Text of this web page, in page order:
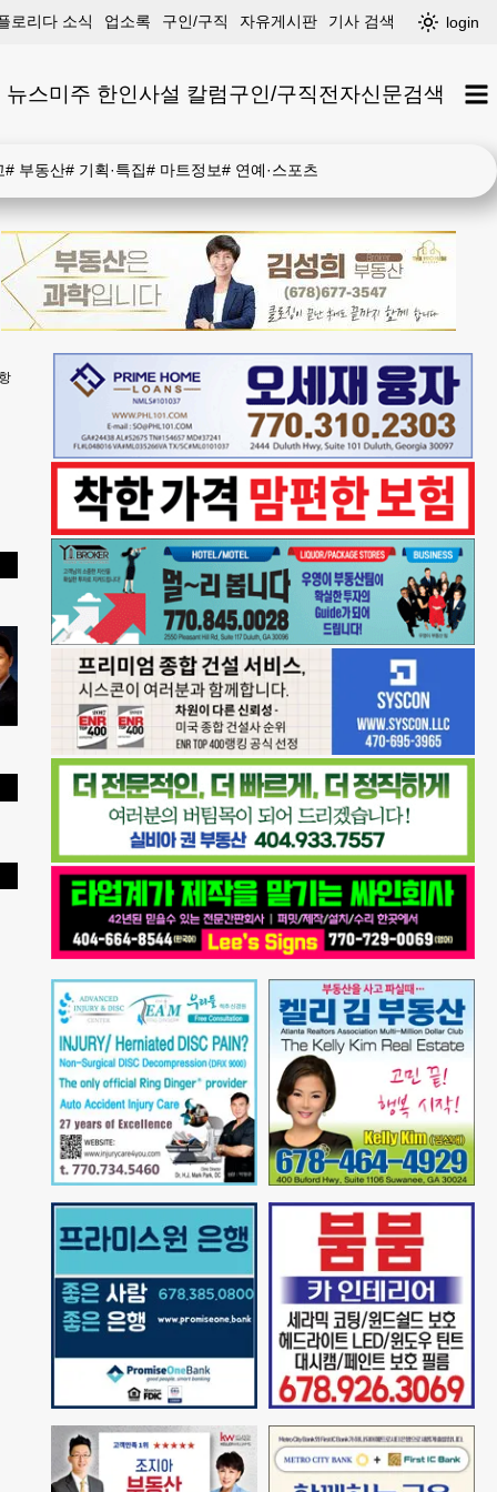
로리다 소식 업소록 구인/구직 자유게시판 기사 검색 login
뉴스미주 한인사설 칼럼구인/구직전자신문검색
# 부동산# 기획·특집# 마트정보# 연예·스포츠